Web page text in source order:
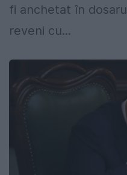
fi anchetat în
reveni cu...